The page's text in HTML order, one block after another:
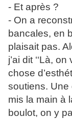
- Et après ?
- On a
bancales, en
plaisait pas.
j’ai dit ‘‘Là,
chose
soutiens.
mis la main à
boulot, on y